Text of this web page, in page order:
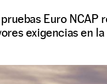
Euro NCAP
exigencias en